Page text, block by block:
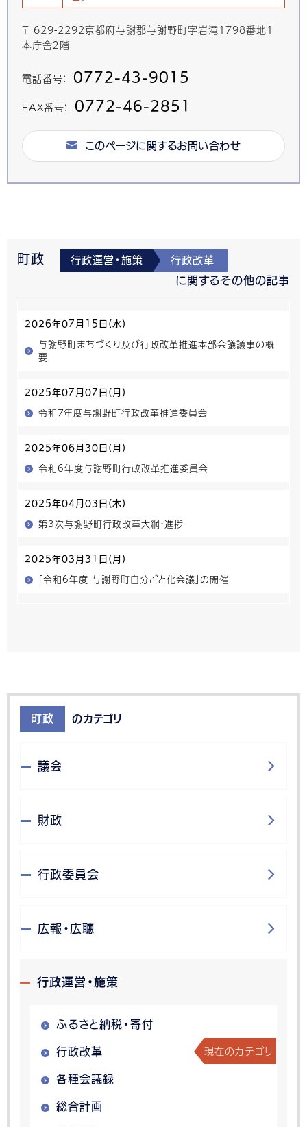
〒 629-2292京都府与謝郡与謝野町字岩滝1798番地1
本庁舎２階
電話番号： 0772-43-9015
FAX番号： 0772-46-2851
このページに関するお問い合わせ
町政 行政運営・施策 行政改革
に関するその他の記事
2026年07月15日(水)
与謝野町まちづくり及び行政改革推進本部会議議事の概
要
2025年07月07日(月)
令和７年度与謝野町行政改革推進委員会
2025年06月30日(月)
令和6年度与謝野町行政改革推進委員会
2025年04月03日(木)
第3次与謝野町行政改革大綱・進捗
2025年03月31日(月)
「令和6年度 与謝野町自分ごと化会議」の開催
町政 のカテゴリ
議会
財政
行政委員会
広報・広聴
行政運営・施策
ふるさと納税・寄付
行政改革 現在のカテゴリ
各種会議録
総合計画